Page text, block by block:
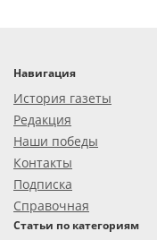
Навигация
История газеты
Редакция
Наши победы
Контакты
Подписка
Справочная
Статьи по категориям